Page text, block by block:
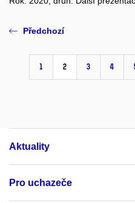
Předchozí
1 2 3 4
Aktuality
Pro uchazeče